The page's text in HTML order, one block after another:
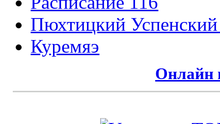
Пюхтицкий
Куремяэ
Онлайн